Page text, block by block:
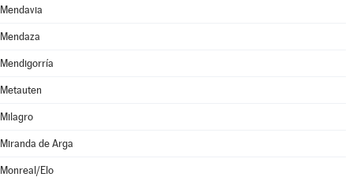
Mendavia
Mendaza
Mendigorría
Metauten
Milagro
Miranda de Arga
Monreal/Elo